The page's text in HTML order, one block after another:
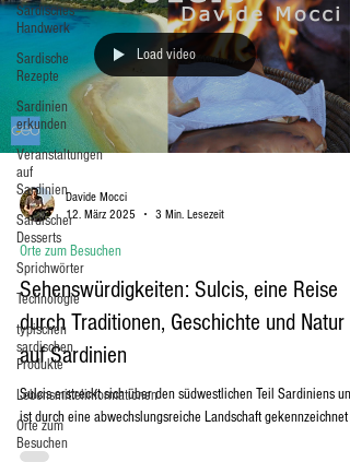
Sardisches
Handwerk
Sardische
Rezepte
Sardinien
erkunden
Veranstaltungen
auf
Sardinien
Sardischer
Desserts
Sprichwörter
Technologie
typischen
sardischen
Produkte
Lebensmittelinformationen
Orte zum
Besuchen
Load video
Davide Mocci
12. März 2025
3 Min. Lesezeit
Orte zum Besuchen
Sehenswürdigkeiten: Sulcis, eine Reise
durch Traditionen, Geschichte und Natur
auf Sardinien
Sulcis erstreckt sich über den südwestlichen Teil Sardiniens und
ist durch eine abwechslungsreiche Landschaft gekennzeichnet